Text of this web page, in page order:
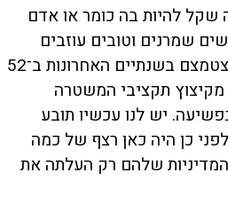
שקל להיות בה כומר או אדם
שמרנים וטובים עוזבים
אותה. מחוז לוס־אנג'לס הצטמצם בשנתיים האחרונות ב־52
תקציבי המשטרה
יש לנו עכשיו תובע
כן היה כאן רצף של כמה
שלהם רק העלתה את